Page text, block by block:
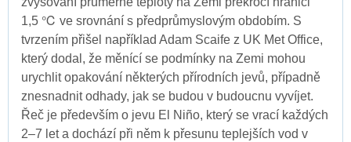
1,5 ℃ ve srovnání s předprůmyslovým obdobím. S
tvrzením přišel například Adam Scaife z UK Met Office,
který dodal, že měnící se podmínky na Zemi mohou
urychlit opakování některých přírodních jevů, případně
znesnadnit odhady, jak se budou v budoucnu vyvíjet.
Řeč je především o jevu El Niño, který se vrací každých
2–7 let a dochází při něm k přesunu teplejších vod v